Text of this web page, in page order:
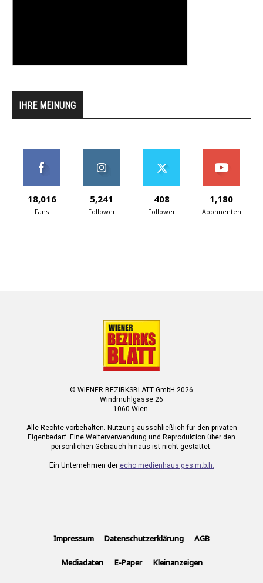
IHRE MEINUNG
18,016
Fans
5,241
Follower
408
Follower
1,180
Abonnenten
© WIENER BEZIRKSBLATT GmbH 2026
Windmühlgasse 26
1060 Wien.
Alle Rechte vorbehalten. Nutzung ausschließlich für den privaten
Eigenbedarf. Eine Weiterverwendung und Reproduktion über den
persönlichen Gebrauch hinaus ist nicht gestattet.
Ein Unternehmen der echo medienhaus ges.m.b.h.
Impressum Datenschutzerklärung AGB
Mediadaten E-Paper Kleinanzeigen